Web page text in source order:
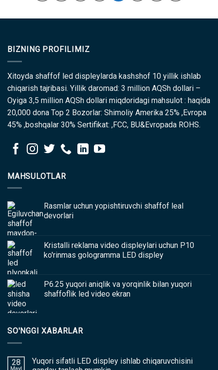
BIZNING PROFILIMIZ
Xitoyda shaffof led displeylarda kashshof 10 yillik ishlab
chiqarish tajribasi. Yillik daromad: 3 million AQSh dollari –
Oyiga 3,5 million AQSh dollari miqdoridagi mahsulot : haqida
20,000 dona Top 2 Bozorlar: Shimoliy Amerika 25% ,Evropa
45% ,boshqalar 30% Sertifikat: ,FCC, BU&Evropada ROHS.
MAHSULOTLAR
Rasmlar uchun yopishtiruvchi shaffof leal
devorlari
Kristalli reklama video displeylari uchun P10
ko'rinmas gologramma LED displey
P6.25 yuqori aniqlik va yorqinlik bilan yuqori
shaffoflik led video ekran
SO'NGGI XABARLAR
28
Mayl
Yuqori sifatli LED displey ishlab chiqaruvchisini